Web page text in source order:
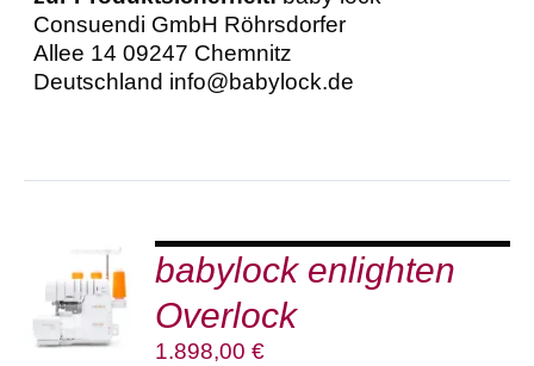
Consuendi GmbH Röhrsdorfer
Allee 14 09247 Chemnitz
Deutschland info@babylock.de
WARENKORB
/
DETAILS
babylock enlighten
Overlock
1.898,00€